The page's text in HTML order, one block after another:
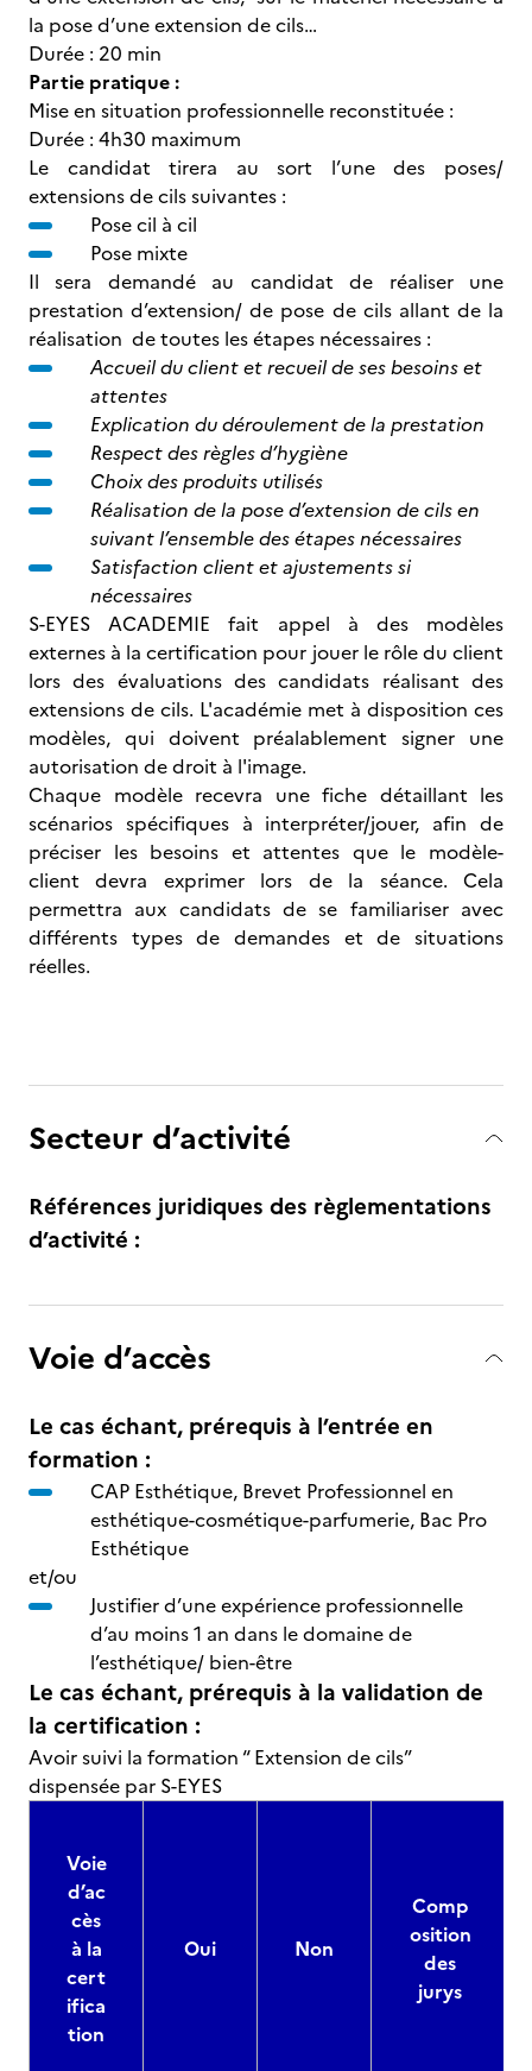
la pose d’une extension de cils…
Durée : 20 min
Partie pratique :
Mise en situation professionnelle reconstituée :
Durée : 4h30 maximum
Le candidat tirera au sort l’une des poses/
extensions de cils suivantes :
Pose cil à cil
Pose mixte
Il sera demandé au candidat de réaliser une
prestation d’extension/ de pose de cils allant de la
réalisation de toutes les étapes nécessaires :
Accueil du client et recueil de ses besoins et
attentes
Explication du déroulement de la prestation
Respect des règles d’hygiène
Choix des produits utilisés
Réalisation de la pose d’extension de cils en
suivant l’ensemble des étapes nécessaires
Satisfaction client et ajustements si
nécessaires
S-EYES ACADEMIE fait appel à des modèles
externes à la certification pour jouer le rôle du client
lors des évaluations des candidats réalisant des
extensions de cils. L'académie met à disposition ces
modèles, qui doivent préalablement signer une
autorisation de droit à l'image.
Chaque modèle recevra une fiche détaillant les
scénarios spécifiques à interpréter/jouer, afin de
préciser les besoins et attentes que le modèle-
client devra exprimer lors de la séance. Cela
permettra aux candidats de se familiariser avec
différents types de demandes et de situations
réelles.
Secteur d’activité
Références juridiques des règlementations
d’activité :
Voie d’accès
Le cas échant, prérequis à l’entrée en
formation :
CAP Esthétique, Brevet Professionnel en
esthétique-cosmétique-parfumerie, Bac Pro
Esthétique
et/ou
Justifier d’une expérience professionnelle
d’au moins 1 an dans le domaine de
l’esthétique/ bien-être
Le cas échant, prérequis à la validation de
la certification :
Avoir suivi la formation “ Extension de cils”
dispensée par S-EYES
Voie
d’ac
cès
à la
cert
ifica
tion
Oui Non
Comp
osition
des
jurys